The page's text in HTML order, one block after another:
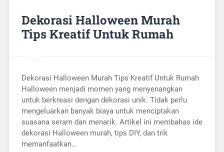
Dekorasi Halloween Murah
Tips Kreatif Untuk Rumah
Dekorasi Halloween Murah Tips Kreatif Untuk Rumah
Halloween menjadi momen yang menyenangkan
untuk berkreasi dengan dekorasi unik. Tidak perlu
mengeluarkan banyak biaya untuk menciptakan
suasana seram dan menarik. Artikel ini membahas ide
dekorasi Halloween murah, tips DIY, dan trik
memanfaatkan…